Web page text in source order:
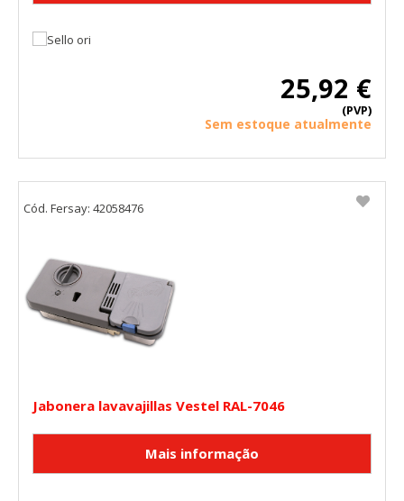
25,92 €
(PVP)
Sem estoque atualmente
Jabonera lavavajillas Vestel RAL-7046
Cód. Fersay: 42058476